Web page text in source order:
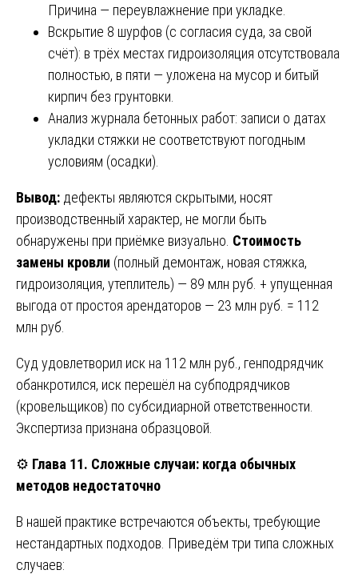
Причина — переувлажнение при укладке.
Вскрытие 8 шурфов (с согласия суда, за свой
счёт): в трёх местах гидроизоляция отсутствовала
полностью, в пяти — уложена на мусор и битый
кирпич без грунтовки.
Анализ журнала бетонных работ: записи о датах
укладки стяжки не соответствуют погодным
условиям (осадки).
Вывод: дефекты являются скрытыми, носят
производственный характер, не могли быть
обнаружены при приёмке визуально. Стоимость
замены кровли (полный демонтаж, новая стяжка,
гидроизоляция, утеплитель) — 89 млн руб. + упущенная
выгода от простоя арендаторов — 23 млн руб. = 112
млн руб.
Суд удовлетворил иск на 112 млн руб., генподрядчик
обанкротился, иск перешёл на субподрядчиков
(кровельщиков) по субсидиарной ответственности.
Экспертиза признана образцовой.
⚙️ Глава 11. Сложные случаи: когда обычных
методов недостаточно
В нашей практике встречаются объекты, требующие
нестандартных подходов. Приведём три типа сложных
случаев: